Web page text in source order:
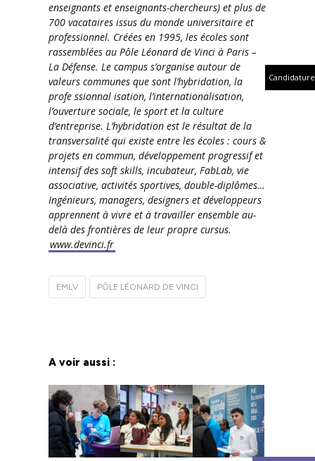
enseignants et enseignants-chercheurs) et plus de
700 vacataires issus du monde universitaire et
professionnel. Créées en 1995, les écoles sont
rassemblées au Pôle Léonard de Vinci à Paris –
La Défense. Le campus s’organise autour de
valeurs communes que sont l’hybridation, la
profe ssionnal isation, l’internationalisation,
l’ouverture sociale, le sport et la culture
d’entreprise. L’hybridation est le résultat de la
transversalité qui existe entre les écoles : cours &
projets en commun, développement progressif et
intensif des soft skills, incubateur, FabLab, vie
associative, activités sportives, double-diplômes…
Ingénieurs, managers, designers et développeurs
apprennent à vivre et à travailler ensemble au-
delà des frontières de leur propre cursus.
www.devinci.fr
EMLV PÔLE LÉONARD DE VINCI
A voir aussi :
Candidature